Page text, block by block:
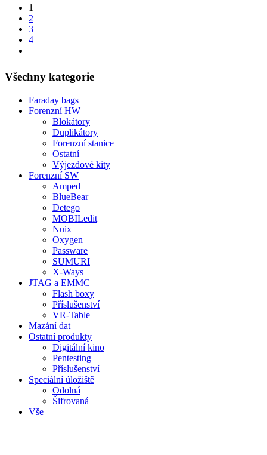
1
2
3
4
Všechny kategorie
Faraday bags
Forenzní HW
Blokátory
Duplikátory
Forenzní stanice
Ostatní
Výjezdové kity
Forenzní SW
Amped
BlueBear
Detego
MOBILedit
Nuix
Oxygen
Passware
SUMURI
X-Ways
JTAG a EMMC
Flash boxy
Příslušenství
VR-Table
Mazání dat
Ostatní produkty
Digitální kino
Pentesting
Příslušenství
Speciální úložiště
Odolná
Šifrovaná
Vše